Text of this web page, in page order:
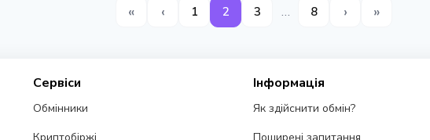
« ‹ 1 2 3 … 8 › »
Сервіси
Обмінники
Інформація
Як здійснити обмін?